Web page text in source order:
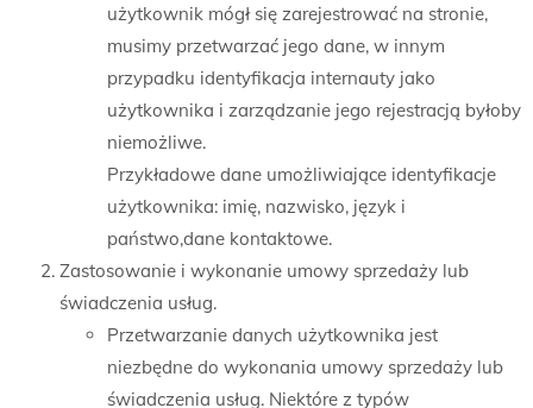
użytkownik mógł się zarejestrować na stronie,
musimy przetwarzać jego dane, w innym
przypadku identyfikacja internauty jako
użytkownika i zarządzanie jego rejestracją byłoby
niemożliwe.
Przykładowe dane umożliwiające identyfikacje
użytkownika: imię, nazwisko, język i
państwo,dane kontaktowe.
Zastosowanie i wykonanie umowy sprzedaży lub
świadczenia usług.
Przetwarzanie danych użytkownika jest
niezbędne do wykonania umowy sprzedaży lub
świadczenia usług. Niektóre z typów